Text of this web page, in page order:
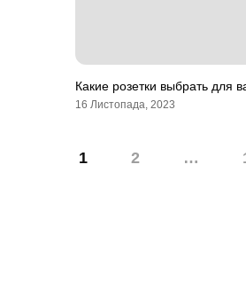
Какие розетки выбрать для
16 Листопада, 2023
1 2 …